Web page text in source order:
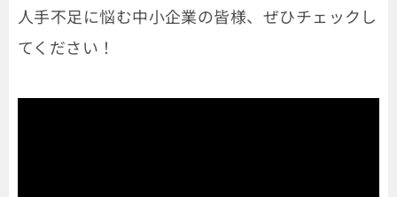
人手不足に悩む中小企業の皆様、ぜひチェックし
てください！